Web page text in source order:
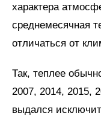
характера
среднемесячная
отличаться от
Так, теплее
2007, 2014, 2015,
выдался